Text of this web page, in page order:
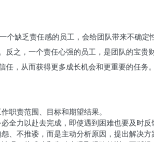
个缺乏责任感的员工，会给团队带来不确定
反之，一个责任心强的员工，是团队的宝贵
，从而获得更多成长机会和更重要的任务。
职责范围、目标和期望结果。
全力以赴去完成，即使遇到困难也要及时反
、不推诿，而是主动分析原因，提出解决方